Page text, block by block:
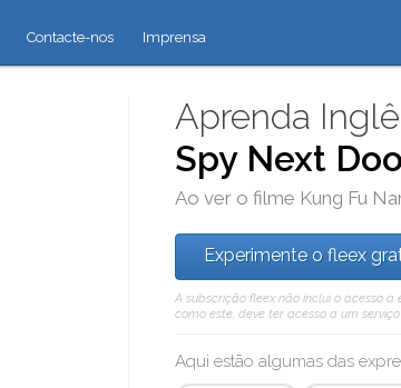
Contacte-nos Imprensa
Aprenda
Spy Next
Ao ver o filme Kung Fu
Experimente o fleex
A subscrição fleex não inclui o acesso
como este, deve ter acesso a um
Aqui estão algumas das